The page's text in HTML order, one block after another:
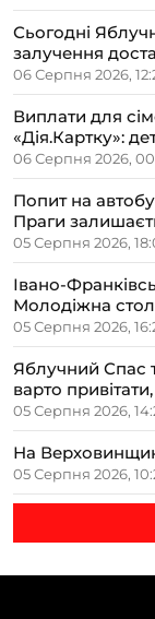
Сьогодні
залучення
06 Серпня 2026,
Виплати для
«Дія.Картку»:
06 Серпня 2026,
Попит на
Праги
05 Серпня 2026,
Івано-
Молодіжна
05 Серпня 2026,
Яблучний Спас
варто
прикмети
05 Серпня 2026,
На
05 Серпня 2026,